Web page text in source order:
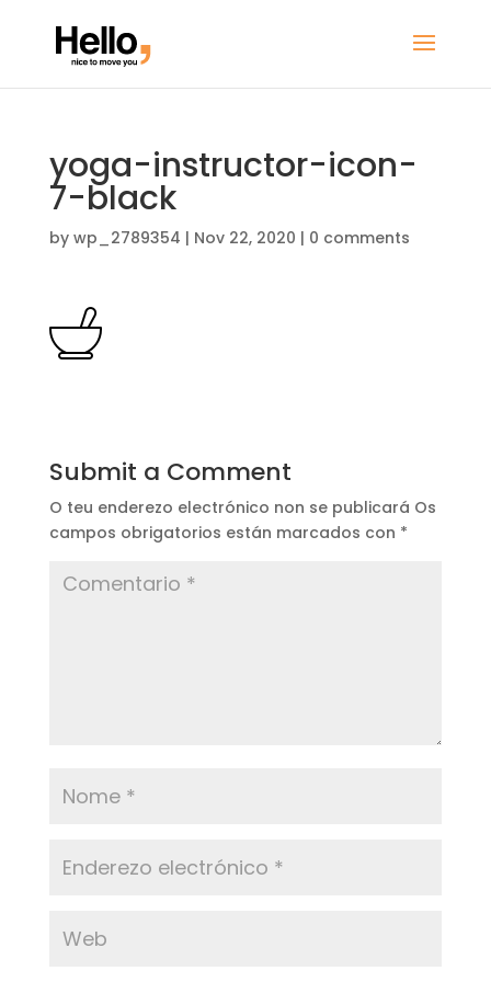
yoga-instructor-icon-
7-black
by wp_2789354 | Nov 22, 2020 | 0 comments
Submit a Comment
O teu enderezo electrónico non se publicará Os
campos obrigatorios están marcados con *